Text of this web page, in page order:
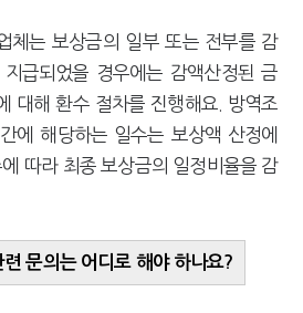
체는 보상금의 일부 또는 전부를 감
급되었을 경우에는 감액산정된 금
대해 환수 절차를 진행해요. 방역조
에 해당하는 일수는 보상액 산정에
따라 최종 보상금의 일정비율을 감
문의는 어디로 해야 하나요?